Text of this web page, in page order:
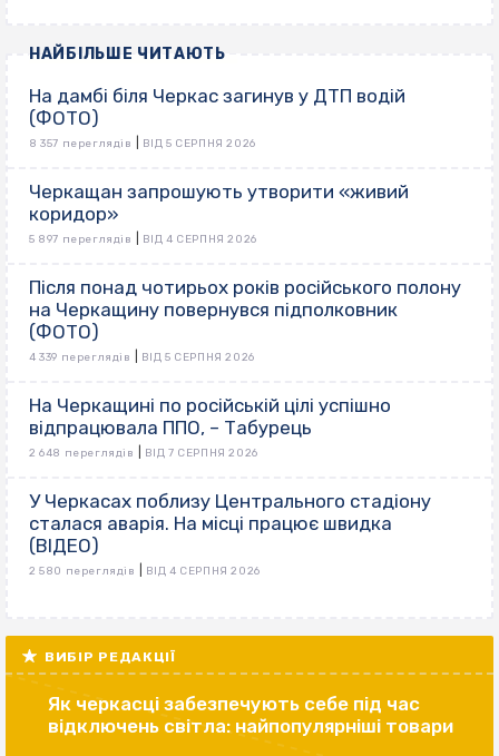
НАЙБІЛЬШЕ ЧИТАЮТЬ
На дамбі біля Черкас загинув у ДТП водій
(ФОТО)
8 357 переглядів ВІД 5 СЕРПНЯ 2026
Черкащан запрошують утворити «живий
коридор»
5 897 переглядів ВІД 4 СЕРПНЯ 2026
Після понад чотирьох років російського полону
на Черкащину повернувся підполковник
(ФОТО)
4 339 переглядів ВІД 5 СЕРПНЯ 2026
На Черкащині по російській цілі успішно
відпрацювала ППО, – Табурець
2 648 переглядів ВІД 7 СЕРПНЯ 2026
У Черкасах поблизу Центрального стадіону
сталася аварія. На місці працює швидка
(ВІДЕО)
2 580 переглядів ВІД 4 СЕРПНЯ 2026
ВИБІР РЕДАКЦІЇ
Як черкасці забезпечують себе під час
відключень світла: найпопулярніші товари